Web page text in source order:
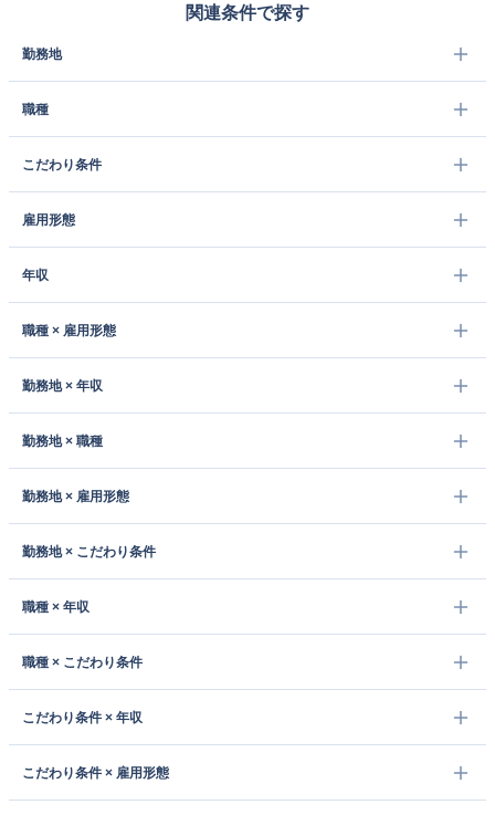
関連条件で探す
勤務地
職種
こだわり条件
雇用形態
年収
職種 × 雇用形態
勤務地 × 年収
勤務地 × 職種
勤務地 × 雇用形態
勤務地 × こだわり条件
職種 × 年収
職種 × こだわり条件
こだわり条件 × 年収
こだわり条件 × 雇用形態